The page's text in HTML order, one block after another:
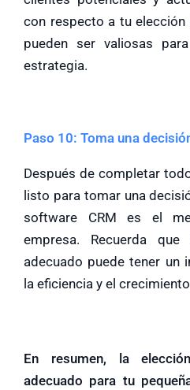
con respecto a tu elección
pueden ser valiosas
estrategia.
Paso 10: Toma una
Después de completar
listo para tomar una
software CRM es el
empresa. Recuerda
adecuado puede tener un
la eficiencia y el
En resumen, la
adecuado para tu